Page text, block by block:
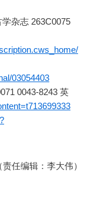
杂志 263C0075
03054403
0043-8243 英
责任编辑：李大伟）